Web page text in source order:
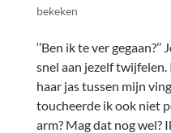
bekeken
‘’Ben ik te ver
snel aan jezelf
haar jas tussen mijn
toucheerde ik ook niet
arm? Mag dat nog wel?